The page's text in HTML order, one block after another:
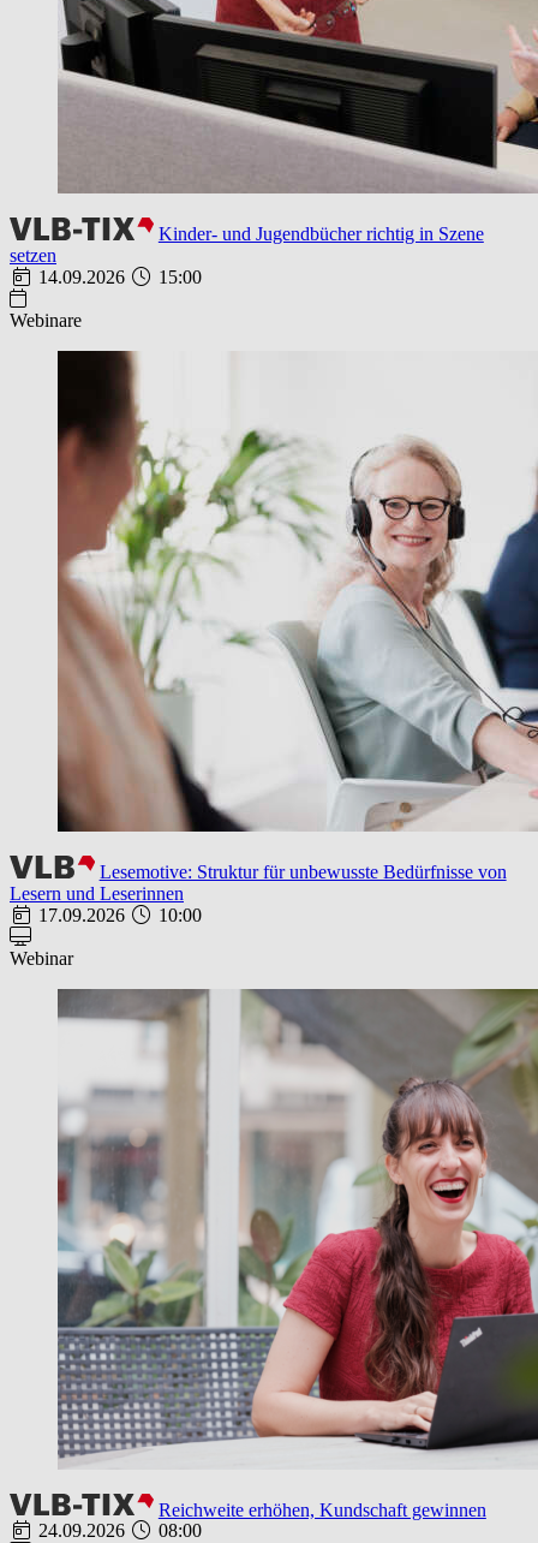
Kinder- und Jugendbücher richtig in Szene
setzen
14.09.2026
15:00
Webinare
Lesemotive: Struktur für unbewusste Bedürfnisse von
Lesern und Leserinnen
17.09.2026
10:00
Webinar
Reichweite erhöhen, Kundschaft gewinnen
24.09.2026
08:00